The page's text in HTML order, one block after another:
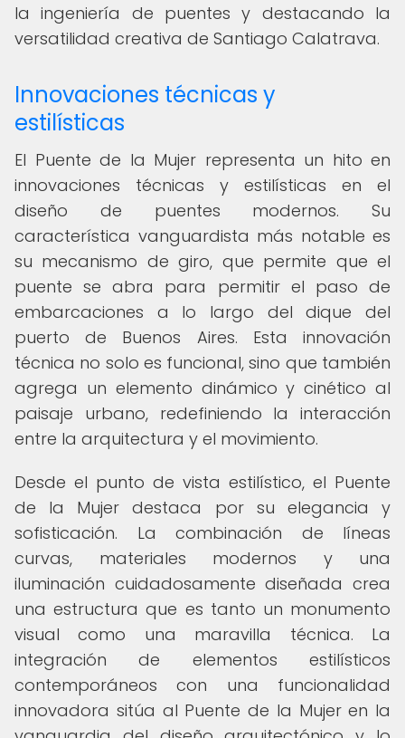
la ingeniería de puentes y destacando la
versatilidad creativa de Santiago Calatrava.
Innovaciones técnicas y
estilísticas
El Puente de la Mujer representa un hito en
innovaciones técnicas y estilísticas en el
diseño de puentes modernos. Su
característica vanguardista más notable es
su mecanismo de giro, que permite que el
puente se abra para permitir el paso de
embarcaciones a lo largo del dique del
puerto de Buenos Aires. Esta innovación
técnica no solo es funcional, sino que también
agrega un elemento dinámico y cinético al
paisaje urbano, redefiniendo la interacción
entre la arquitectura y el movimiento.
Desde el punto de vista estilístico, el Puente
de la Mujer destaca por su elegancia y
sofisticación. La combinación de líneas
curvas, materiales modernos y una
iluminación cuidadosamente diseñada crea
una estructura que es tanto un monumento
visual como una maravilla técnica. La
integración de elementos estilísticos
contemporáneos con una funcionalidad
innovadora sitúa al Puente de la Mujer en la